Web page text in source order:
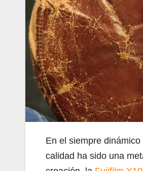
En el siempre
calidad ha sido una